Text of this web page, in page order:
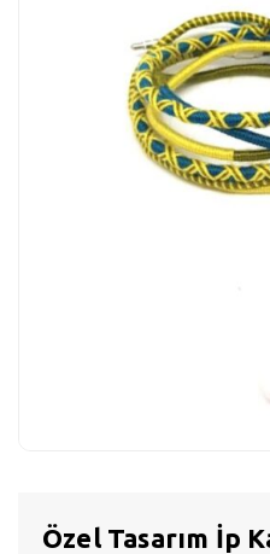
Özel Tasarım İp